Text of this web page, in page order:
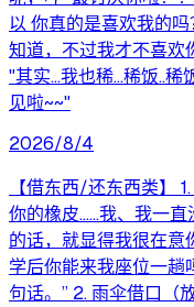
以 你真的是喜欢我的
知道，不过我才不喜欢
"其实...我也稀...稀饭..
见啦~~"
2026/8/4
【借东西/还东西类】
你的橡皮……我、我一
的话，就显得我很在意
学后你能来我座位一趟
句话。” 2. 雨伞借口（